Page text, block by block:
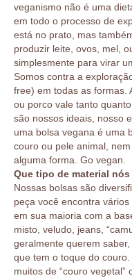
veganismo não é uma
em todo o processo de
está no prato, mas
produzir leite, ovos, mel,
simplesmente para virar
Somos contra a
free) em todas as formas.
ou porco vale tanto
são nossos ideais, nosso
uma bolsa vegana é uma
couro ou pele animal,
alguma forma. Go vegan.
Que tipo de material
Nossas bolsas são
peça você encontra
em sua maioria com a
misto, veludo, jeans,
geralmente querem
que tem o toque do
muitos de “couro vegetal”